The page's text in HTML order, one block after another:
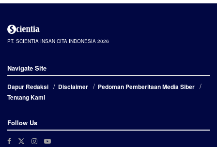
PT. SCIENTIA INSAN CITA INDONESIA 2026
Navigate Site
Dapur Redaksi Disclaimer
Pedoman Pemberitaan Media Siber
Tentang Kami
Follow Us